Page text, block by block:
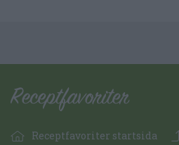
Receptfavoriter startsida